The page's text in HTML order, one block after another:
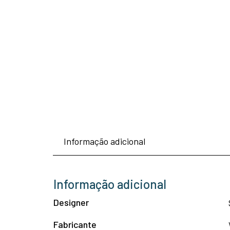
Informação adicional
Informação adicional
Designer
Fabricante